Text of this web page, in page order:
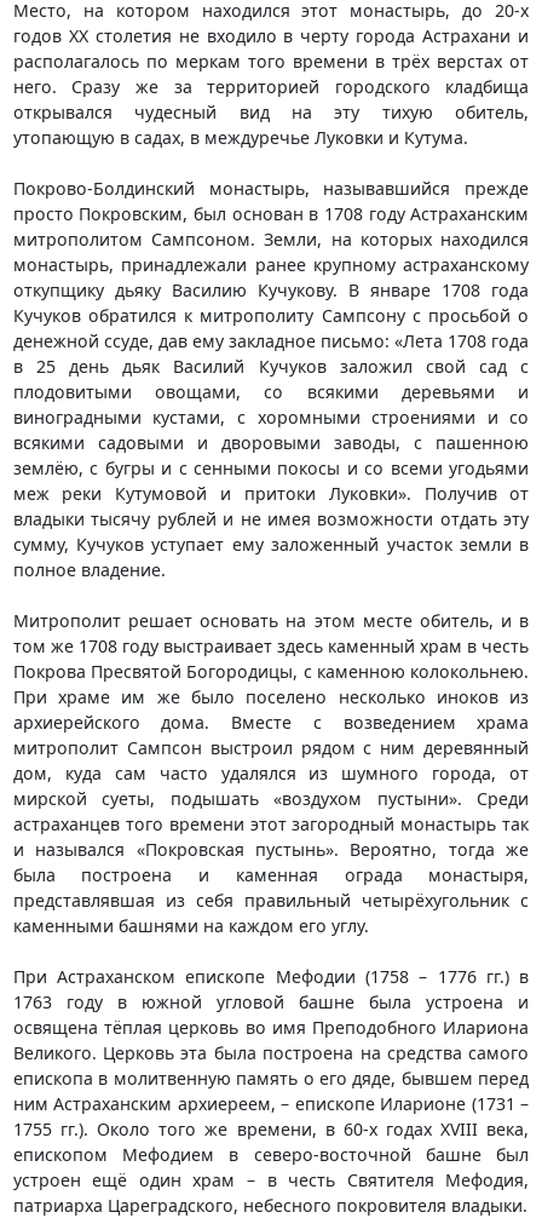
Место, на котором находился этот монастырь, до 20-х
годов XX столетия не входило в черту города Астрахани и
располагалось по меркам того времени в трёх верстах от
него. Сразу же за территорией городского кладбища
открывался чудесный вид на эту тихую обитель,
утопающую в садах, в междуречье Луковки и Кутума.
Покрово-Болдинский монастырь, называвшийся прежде
просто Покровским, был основан в 1708 году Астраханским
митрополитом Сампсоном. Земли, на которых находился
монастырь, принадлежали ранее крупному астраханскому
откупщику дьяку Василию Кучукову. В январе 1708 года
Кучуков обратился к митрополиту Сампсону с просьбой о
денежной ссуде, дав ему закладное письмо: «Лета 1708 года
в 25 день дьяк Василий Кучуков заложил свой сад с
плодовитыми овощами, со всякими деревьями и
виноградными кустами, с хоромными строениями и со
всякими садовыми и дворовыми заводы, с пашенною
землёю, с бугры и с сенными покосы и со всеми угодьями
меж реки Кутумовой и притоки Луковки». Получив от
владыки тысячу рублей и не имея возможности отдать эту
сумму, Кучуков уступает ему заложенный участок земли в
полное владение.
Митрополит решает основать на этом месте обитель, и в
том же 1708 году выстраивает здесь каменный храм в честь
Покрова Пресвятой Богородицы, с каменною колокольнею.
При храме им же было поселено несколько иноков из
архиерейского дома. Вместе с возведением храма
митрополит Сампсон выстроил рядом с ним деревянный
дом, куда сам часто удалялся из шумного города, от
мирской суеты, подышать «воздухом пустыни». Среди
астраханцев того времени этот загородный монастырь так
и назывался «Покровская пустынь». Вероятно, тогда же
была построена и каменная ограда монастыря,
представлявшая из себя правильный четырёхугольник с
каменными башнями на каждом его углу.
При Астраханском епископе Мефодии (1758 – 1776 гг.) в
1763 году в южной угловой башне была устроена и
освящена тёплая церковь во имя Преподобного Илариона
Великого. Церковь эта была построена на средства самого
епископа в молитвенную память о его дяде, бывшем перед
ним Астраханским архиереем, – епископе Иларионе (1731 –
1755 гг.). Около того же времени, в 60-х годах XVIII века,
епископом Мефодием в северо-восточной башне был
устроен ещё один храм – в честь Святителя Мефодия,
патриарха Цареградского, небесного покровителя владыки.